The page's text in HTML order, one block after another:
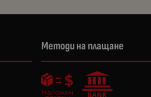
Методи на плащане